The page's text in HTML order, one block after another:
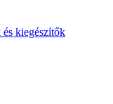
kiegészítők